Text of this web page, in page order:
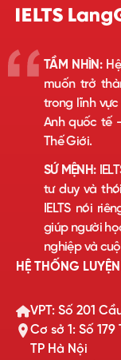
TẦM NHÌN:Hệ
muốn trở
trong lĩnh
Anh quốc tế
Thế Giới.
SỨ MỆNH:
tư duy và
IELTS nói
giúp người
nghiệp và
HỆ THỐNG
VPT: Số 201
Cơ sở 1: Số
TP Hà Nội